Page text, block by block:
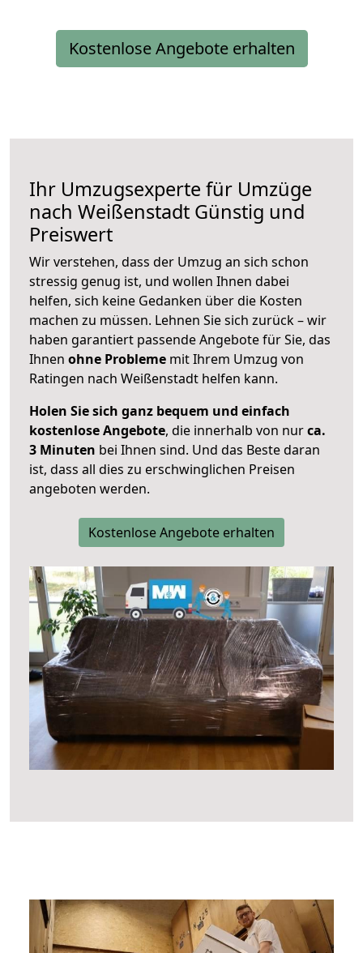
Kostenlose Angebote erhalten
Ihr Umzugsexperte für Umzüge
nach Weißenstadt Günstig und
Preiswert
Wir verstehen, dass der Umzug an sich schon
stressig genug ist, und wollen Ihnen dabei
helfen, sich keine Gedanken über die Kosten
machen zu müssen. Lehnen Sie sich zurück – wir
haben garantiert passende Angebote für Sie, das
Ihnen ohne Probleme mit Ihrem Umzug von
Ratingen nach Weißenstadt helfen kann.
Holen Sie sich ganz bequem und einfach
kostenlose Angebote, die innerhalb von nurca.
3 Minuten bei Ihnen sind. Und das Beste daran
ist, dass all dies zu erschwinglichen Preisen
angeboten werden.
Kostenlose Angebote erhalten